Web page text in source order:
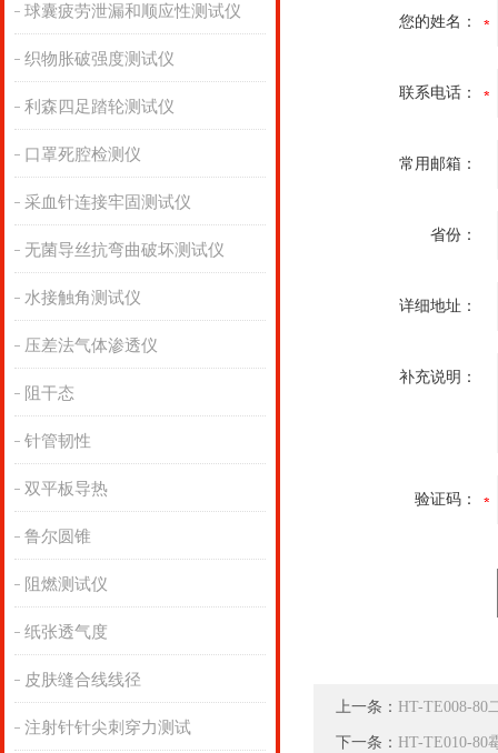
球囊疲劳泄漏和顺应性测试仪
织物胀破强度测试仪
利森四足踏轮测试仪
口罩死腔检测仪
采血针连接牢固测试仪
无菌导丝抗弯曲破坏测试仪
水接触角测试仪
压差法气体渗透仪
阻干态
针管韧性
双平板导热
鲁尔圆锥
阻燃测试仪
纸张透气度
皮肤缝合线线径
注射针针尖刺穿力测试
您的姓名：
联系电话：
常用邮箱：
省份：
详细地址：
补充说明：
验证码：
上一条： HT-TE008-80
下一条： HT-TE010-80